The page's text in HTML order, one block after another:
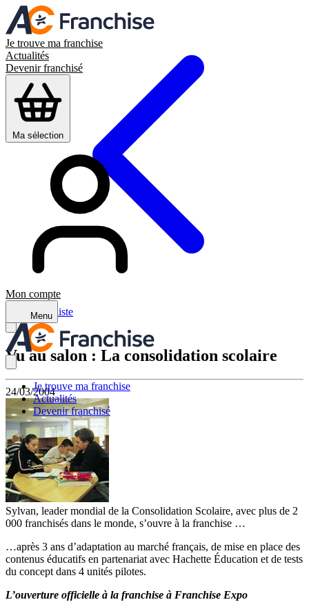
Je trouve ma franchise
Actualités
Devenir franchisé
Ma sélection
Mon compte
Menu
Je trouve ma franchise
Actualités
Devenir franchisé
Retour à la liste
Vu au salon : La consolidation scolaire
24/03/2004
Sylvan, leader mondial de la Consolidation Scolaire, avec plus de 2
000 franchisés dans le monde, s’ouvre à la franchise …
…après 3 ans d’adaptation au marché français, de mise en place des
contenus éducatifs en partenariat avec Hachette Éducation et de tests
du concept dans 4 unités pilotes.
L’ouverture officielle à la franchise à Franchise Expo